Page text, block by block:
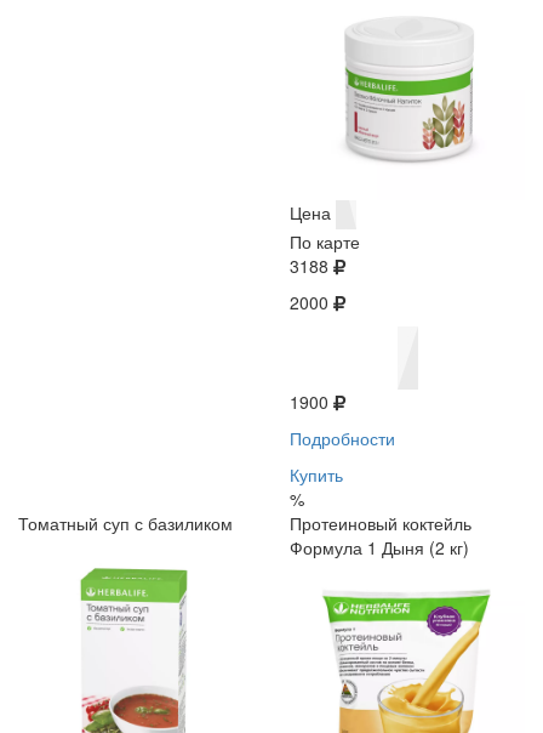
Цена
По карте
3188
2000
1900
Подробности
Купить
%
Томатный суп с базиликом
Протеиновый коктейль
Формула 1 Дыня (2 кг)